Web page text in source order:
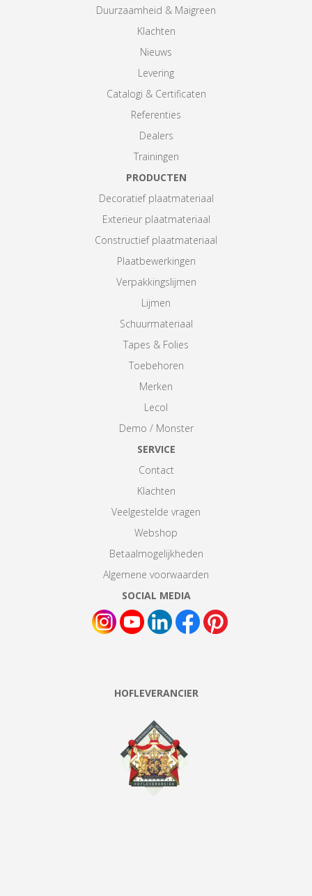
Duurzaamheid & Maigreen
Klachten
Nieuws
Levering
Catalogi & Certificaten
Referenties
Dealers
Trainingen
PRODUCTEN
Decoratief plaatmateriaal
Exterieur plaatmateriaal
Constructief plaatmateriaal
Plaatbewerkingen
Verpakkingslijmen
Lijmen
Schuurmateriaal
Tapes & Folies
Toebehoren
Merken
Lecol
Demo / Monster
SERVICE
Contact
Klachten
Veelgestelde vragen
Webshop
Betaalmogelijkheden
Algemene voorwaarden
SOCIAL MEDIA
HOFLEVERANCIER